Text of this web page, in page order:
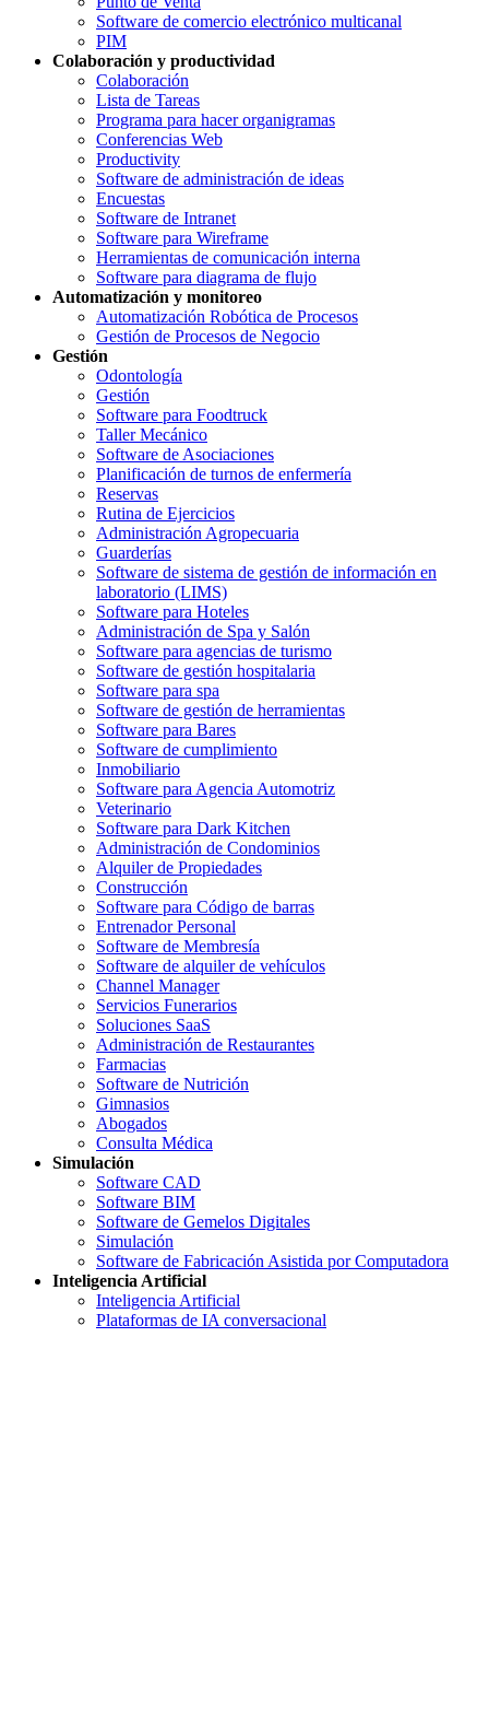
Software de comercio electrónico multicanal
PIM
Colaboración y productividad
Colaboración
Lista de Tareas
Programa para hacer organigramas
Conferencias Web
Productivity
Software de administración de ideas
Encuestas
Software de Intranet
Software para Wireframe
Herramientas de comunicación interna
Software para diagrama de flujo
Automatización y monitoreo
Automatización Robótica de Procesos
Gestión de Procesos de Negocio
Gestión
Odontología
Gestión
Software para Foodtruck
Taller Mecánico
Software de Asociaciones
Planificación de turnos de enfermería
Reservas
Rutina de Ejercicios
Administración Agropecuaria
Guarderías
Software de sistema de gestión de información en
laboratorio (LIMS)
Software para Hoteles
Administración de Spa y Salón
Software para agencias de turismo
Software de gestión hospitalaria
Software para spa
Software de gestión de herramientas
Software para Bares
Software de cumplimiento
Inmobiliario
Software para Agencia Automotriz
Veterinario
Software para Dark Kitchen
Administración de Condominios
Alquiler de Propiedades
Construcción
Software para Código de barras
Entrenador Personal
Software de Membresía
Software de alquiler de vehículos
Channel Manager
Servicios Funerarios
Soluciones SaaS
Administración de Restaurantes
Farmacias
Software de Nutrición
Gimnasios
Abogados
Consulta Médica
Simulación
Software CAD
Software BIM
Software de Gemelos Digitales
Simulación
Software de Fabricación Asistida por Computadora
Inteligencia Artificial
Inteligencia Artificial
Plataformas de IA conversacional